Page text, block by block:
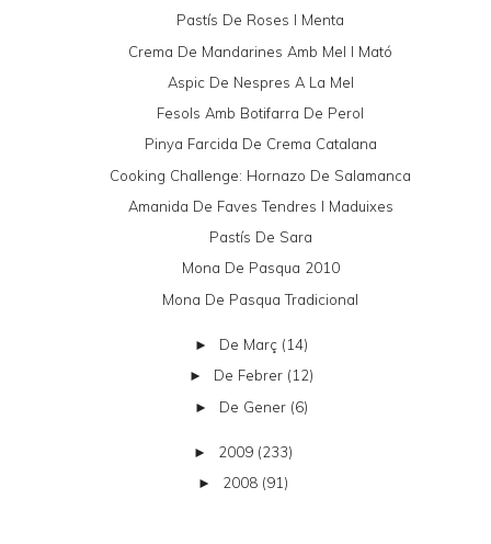
Pastís De Roses I Menta
Crema De Mandarines Amb Mel I Mató
Aspic De Nespres A La Mel
Fesols Amb Botifarra De Perol
Pinya Farcida De Crema Catalana
Cooking Challenge: Hornazo De Salamanca
Amanida De Faves Tendres I Maduixes
Pastís De Sara
Mona De Pasqua 2010
Mona De Pasqua Tradicional
► De Març (14)
► De Febrer (12)
► De Gener (6)
► 2009 (233)
► 2008 (91)